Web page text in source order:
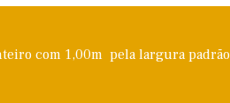
com 1,00m pela largura padrão